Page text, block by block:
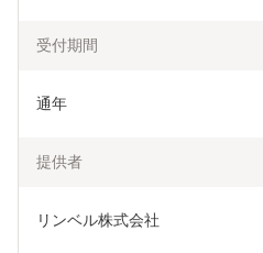
受付期間
通年
提供者
リンベル株式会社